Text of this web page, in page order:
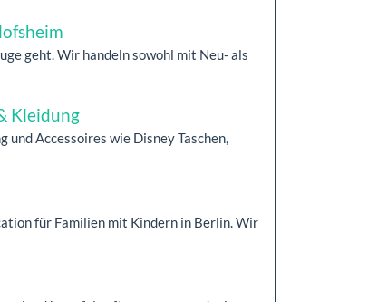
geht. Wir handeln sowohl mit Neu- als
Kleidung
Accessoires wie Disney Taschen,
für Familien mit Kindern in Berlin. Wir